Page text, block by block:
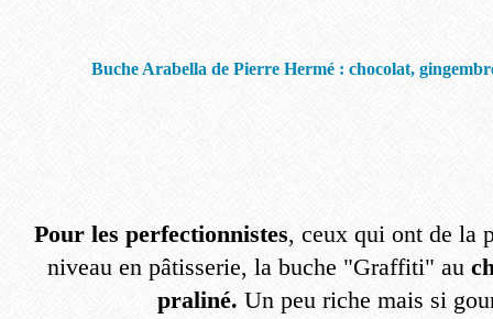
Buche Arabella de Pierre Hermé : chocolat,
Pour les perfectionnistes, ceux qui ont de la
niveau en pâtisserie, la buche "Graffiti" au
praliné. Un peu riche mais si